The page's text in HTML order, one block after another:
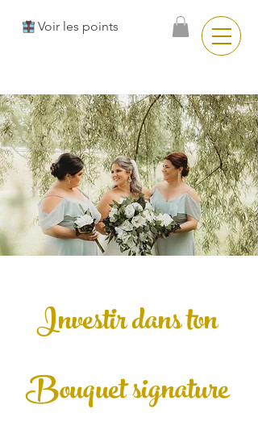
Voir les points
Investir dans ton
Bouquet signature